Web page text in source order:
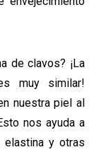
de clavos? ¡La
muy similar!
nuestra piel al
nos ayuda a
elastina y otras